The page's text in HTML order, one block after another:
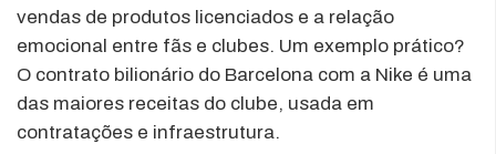
vendas de produtos licenciados e a relação
emocional entre fãs e clubes. Um exemplo prático?
O contrato bilionário do Barcelona com a Nike é uma
das maiores receitas do clube, usada em
contratações e infraestrutura.